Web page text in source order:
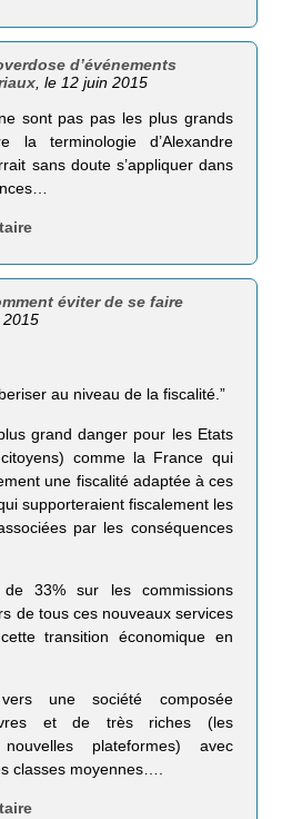
d’événements
, le 12 juin 2015
sont pas pas les plus grands
la terminologie d’Alexandre
sans doute s’appliquer dans
éviter de se faire
2015
au niveau de la fiscalité.”
grand danger pour les Etats
comme la France qui
une fiscalité adaptée à ces
supporteraient fiscalement les
par les conséquences
33% sur les commissions
de tous ces nouveaux services
transition économique en
une société composée
et de très riches (les
plateformes) avec
classes moyennes….